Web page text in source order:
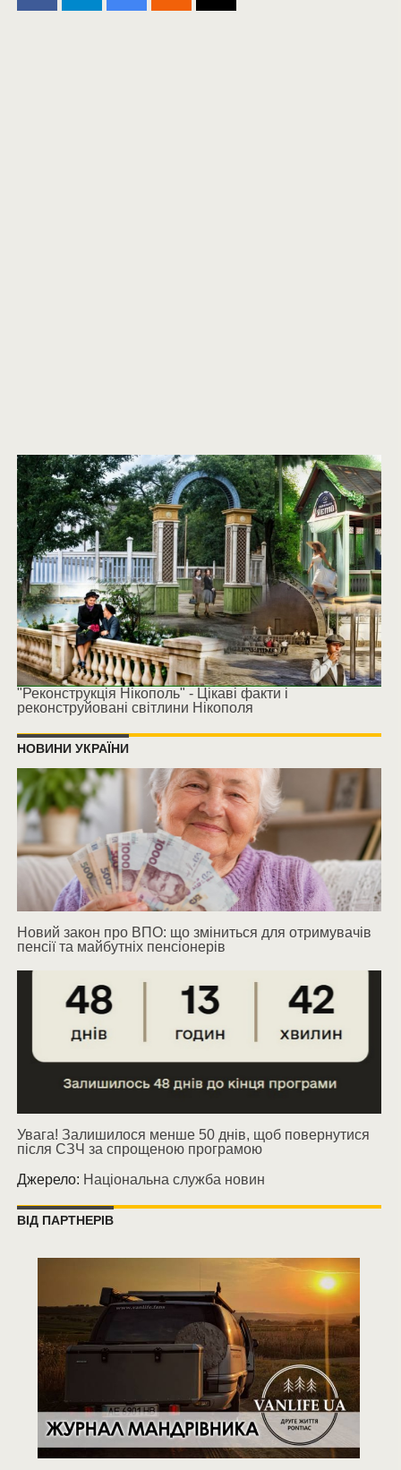
"Реконструкція Нікополь" - Цікаві факти і
реконструйовані світлини Нікополя
НОВИНИ УКРАЇНИ
Новий закон про ВПО: що зміниться для отримувачів
пенсії та майбутніх пенсіонерів
Увага! Залишилося менше 50 днів, щоб повернутися
після СЗЧ за спрощеною програмою
Джерело: Національна служба новин
ВІД ПАРТНЕРІВ